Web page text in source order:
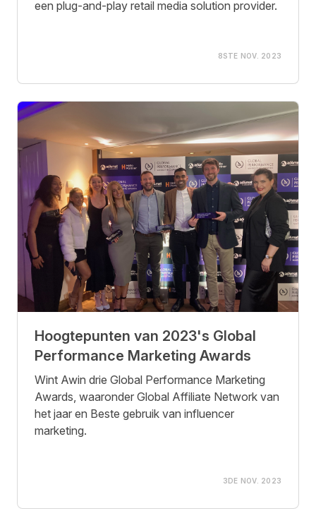
een plug-and-play retail media solution provider.
8STE NOV. 2023
Hoogtepunten van 2023's Global
Performance Marketing Awards
Wint Awin drie Global Performance Marketing
Awards, waaronder Global Affiliate Network van
het jaar en Beste gebruik van influencer
marketing.
3DE NOV. 2023